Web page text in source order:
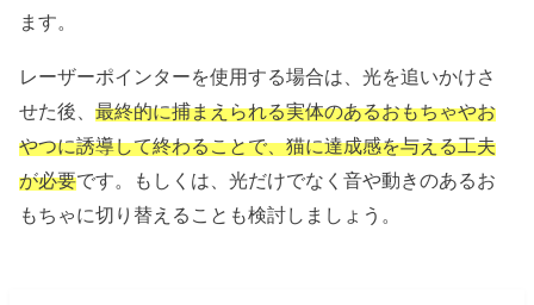
ます。
レーザーポインターを使用する場合は、光を追いかけさ
せた後、最終的に捕まえられる実体のあるおもちゃやお
やつに誘導して終わることで、猫に達成感を与える工夫
が必要です。もしくは、光だけでなく音や動きのあるお
もちゃに切り替えることも検討しましょう。